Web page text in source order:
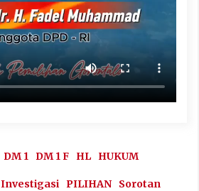
DM 1 DM 1 F HL HUKUM
Investigasi PILIHAN Sorotan